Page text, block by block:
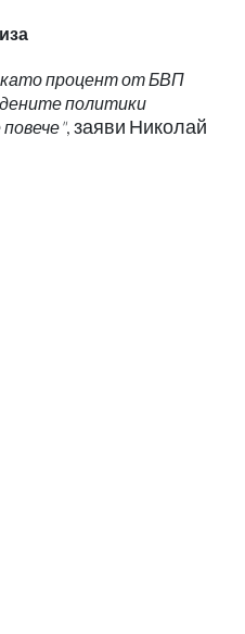
като процент от БВП
политики
, заяви Николай